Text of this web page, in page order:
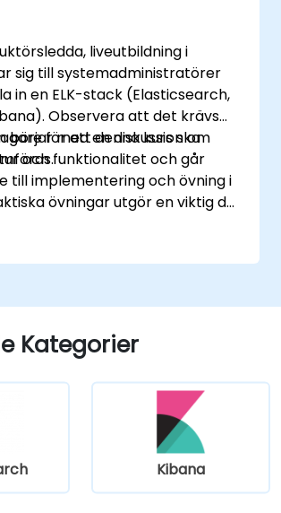
liveutbildning i
sig till systemadministratörer
in en ELK-stack (Elasticsearch,
Observera att det krävs
för att denna kurs ska
börjar med en diskussion om
och funktionalitet och går
till implementering och övning i
övningar utgör en viktig del
kunskaper i praktiken
de får feedback på sina
Kategorier
Kibana